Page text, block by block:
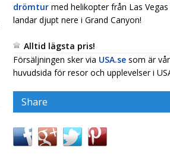
drömtur med helikopter från Las
landar djupt nere i Grand Canyon!
Alltid lägsta pris!
Försäljningen sker via USA.se som är vår
huvudsida för resor och upplevelser i
Share